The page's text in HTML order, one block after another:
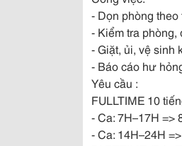
- Dọn phòng
- Kiểm tra phòng,
- Giặt, ủi, vệ sinh
- Báo cáo hư
Yêu cầu :
FULLTIME 10
- Ca: 7H–17H =>
- Ca: 14H–24H